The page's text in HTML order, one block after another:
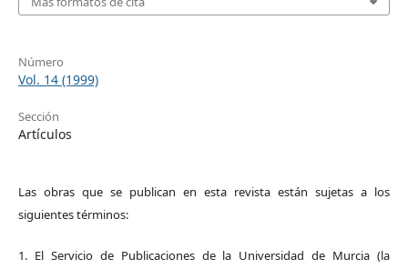
Número
Vol. 14 (1999)
Sección
Artículos
Las obras que se publican en esta revista están sujetas a los
siguientes términos:
1. El Servicio de Publicaciones de la Universidad de Murcia (la